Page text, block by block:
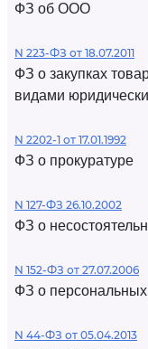
ФЗ об ООО
N 223-ФЗ от 18.07.2011
ФЗ о закупках
видами
N 2202-1 от 17.01.1992
ФЗ о прокуратуре
N 127-ФЗ 26.10.2002
ФЗ о
N 152-ФЗ от 27.07.2006
ФЗ о
N 44-ФЗ от 05.04.2013